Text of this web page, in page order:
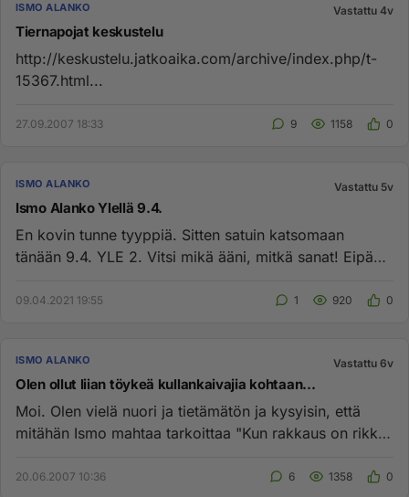
ISMO ALANKO Vastattu 4v
Tiernapojat keskustelu
http://keskustelu.jatkoaika.com/archive/index.php/t-
15367.html...
27.09.2007 18:33 9 1158 0
ISMO ALANKO Vastattu 5v
Ismo Alanko Ylellä 9.4.
En kovin tunne tyyppiä. Sitten satuin katsomaan
tänään 9.4. YLE 2. Vitsi mikä ääni, mitkä sanat! Eipä
09.04.2021 19:55 1 920 0
ISMO ALANKO Vastattu 6v
Olen ollut liian töykeä kullankaivajia kohtaan...
Moi. Olen vielä nuori ja tietämätön ja kysyisin, että
mitähän Ismo mahtaa tarkoittaa "Kun rakkaus on rikki"
20.06.2007 10:36 6 1358 0